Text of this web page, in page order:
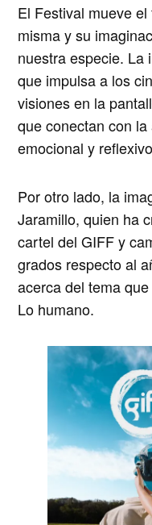
El Festival mueve
misma y su
nuestra especie. La
que impulsa a los
visiones en la
que conectan con
emocional y
Por otro lado, la
Jaramillo, quien ha
cartel del GIFF y
grados respecto al
acerca del tema
Lo humano.